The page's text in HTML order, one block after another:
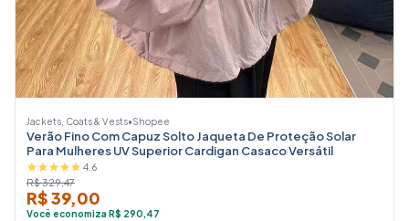
Jackets, Coats & Vests•Shopee
Verão Fino Com Capuz Solto Jaqueta De Proteção Solar
Para Mulheres UV Superior Cardigan Casaco Versátil
4.6
R$ 329,47
R$ 39,00
Você economiza R$ 290,47